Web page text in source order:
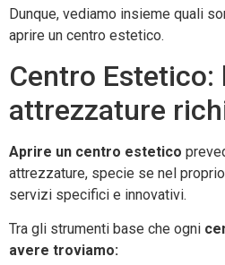
Dunque, vediamo insieme quali
aprire un centro estetico.
Centro Estetico:
attrezzature
Aprire un centro estetico
attrezzature, specie se nel
servizi specifici e innovativi.
Tra gli strumenti base che ogni
avere troviamo: